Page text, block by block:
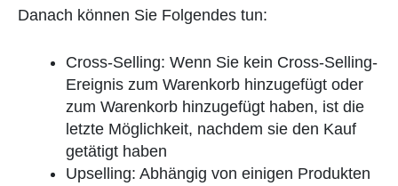
Danach können Sie Folgendes tun:
Cross-Selling: Wenn Sie kein Cross-Selling-
Ereignis zum Warenkorb hinzugefügt oder
zum Warenkorb hinzugefügt haben, ist die
letzte Möglichkeit, nachdem sie den Kauf
getätigt haben
Upselling: Abhängig von einigen Produkten